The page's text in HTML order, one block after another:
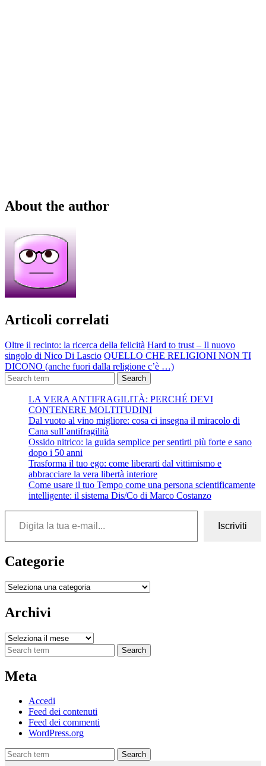
About the author
Articoli correlati
Oltre il recinto: la ricerca della felicità Hard to trust – Il nuovo
singolo di Nico Di Lascio QUELLO CHE RELIGIONI NON TI
DICONO (anche fuori dalla religione c’è …)
Search
LA VERA ANTIFRAGILITÀ: PERCHÉ DEVI
CONTENERE MOLTITUDINI
Dal vuoto al vino migliore: cosa ci insegna il miracolo di
Cana sull’antifragilità
Ossido nitrico: la guida semplice per sentirti più forte e sano
dopo i 50 anni
Trasforma il tuo ego: come liberarti dal vittimismo e
abbracciare la vera libertà interiore
Come usare il tuo Tempo come una persona scientificamente
intelligente: il sistema Dis/Co di Marco Costanzo
Digita la tua e-mail...
Iscriviti
Categorie
Categorie
Archivi
Archivi
Search
Meta
Accedi
Feed dei contenuti
Feed dei commenti
WordPress.org
Search